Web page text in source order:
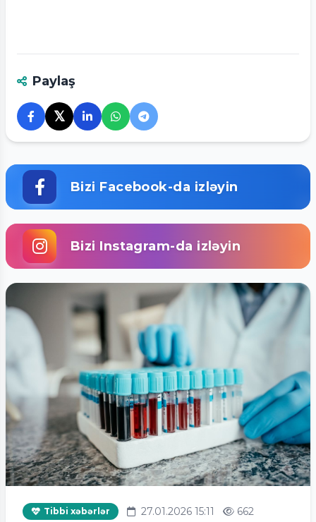
Paylaş
𝕏
Bizi Facebook-da izləyin
Bizi Instagram-da izləyin
Tibbi xəbərlər 27.01.2026 15:11 662